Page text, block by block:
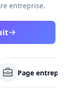
entreprise.
Page entreprise